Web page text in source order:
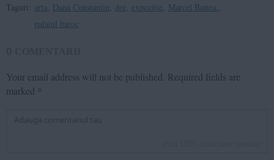
Taguri: arta, Dana Constantin, doi, expozitie, Marcel Bunea.,
palatul baroc
Your email address will not be published. Required fields are
marked *